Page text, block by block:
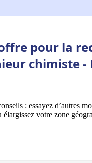
pour la
chimiste
: essayez d’autres
élargissez votre zone